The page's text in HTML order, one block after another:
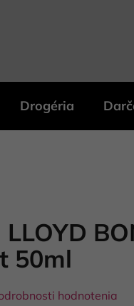
Drogéria
LLOYD
50ml
hodnotenia